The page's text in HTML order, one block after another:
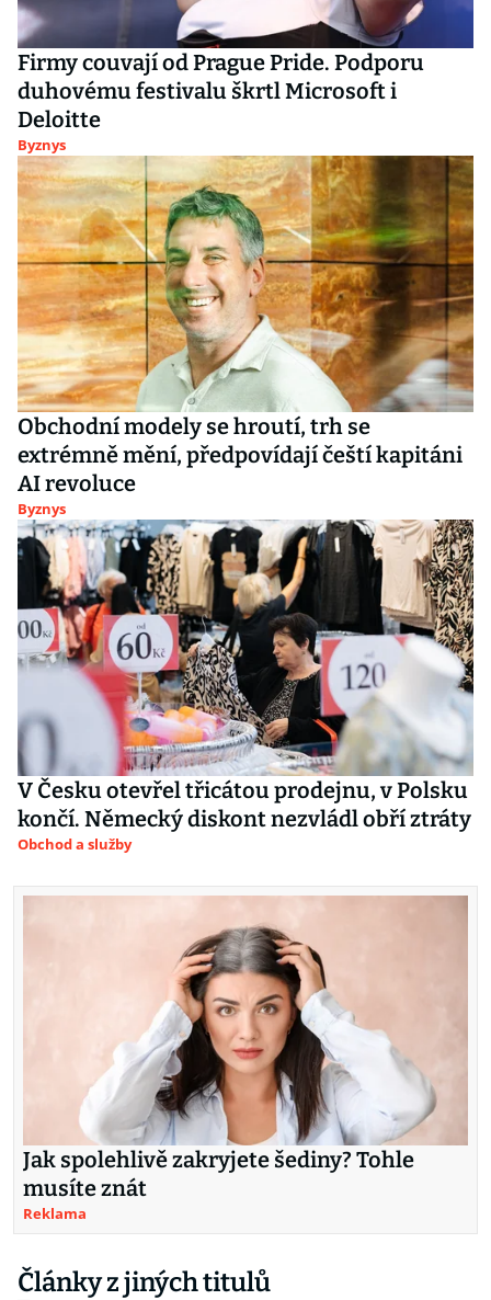
Firmy couvají od Prague Pride. Podporu
duhovému festivalu škrtl Microsoft i
Deloitte
Byznys
Obchodní modely se hroutí, trh se
extrémně mění, předpovídají čeští kapitáni
AI revoluce
Byznys
V Česku otevřel třicátou prodejnu, v Polsku
končí. Německý diskont nezvládl obří ztráty
Obchod a služby
Jak spolehlivě zakryjete šediny? Tohle
musíte znát
Reklama
Články z jiných titulů